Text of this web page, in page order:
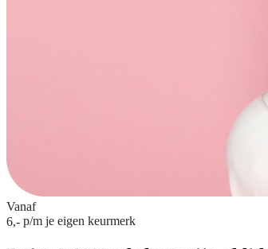
Vanaf
6,- p/m je eigen keurmerk